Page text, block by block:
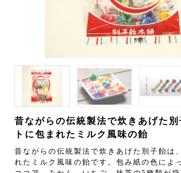
昔ながらの伝統製法で炊きあげた
トに包まれたミルク風味の飴
昔ながらの伝統製法で炊きあげた別子飴は
れたミルク風味の飴です。包み紙の色によ